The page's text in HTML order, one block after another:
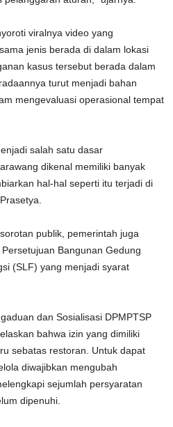
viralnya video yang
jenis berada di dalam lokasi
kasus tersebut berada dalam
turut menjadi bahan
mengevaluasi operasional tempat
salah satu dasar
dikenal memiliki banyak
hal-hal seperti itu terjadi di
publik, pemerintah juga
Bangunan Gedung
(SLF) yang menjadi syarat
dan Sosialisasi DPMPTSP
bahwa izin yang dimiliki
sebatas restoran. Untuk dapat
diwajibkan mengubah
sejumlah persyaratan
dipenuhi.